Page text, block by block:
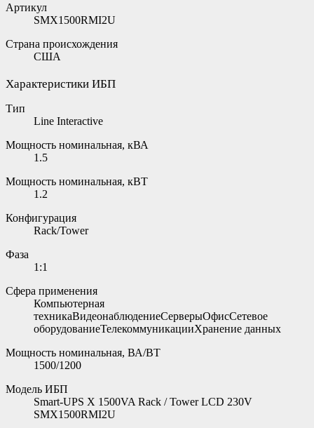
Артикул
SMX1500RMI2U
Страна происхождения
США
Характеристики ИБП
Тип
Line Interactive
Мощность номинальная, кВА
1.5
Мощность номинальная, кВТ
1.2
Конфигурация
Rack/Tower
Фаза
1:1
Сфера применения
Компьютерная
техникаВидеонаблюдениеСерверыОфисСетевое
оборудованиеТелекоммуникацииХранение данных
Мощность номинальная, ВА/ВТ
1500/1200
Модель ИБП
Smart-UPS X 1500VA Rack / Tower LCD 230V
SMX1500RMI2U